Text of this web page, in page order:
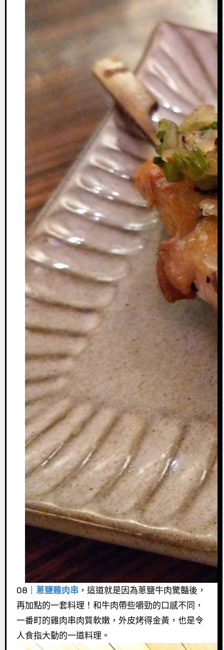
08｜ 蔥鹽雞肉串 ，這道就是因為蔥鹽牛肉驚豔後，
再加點的一套料理！和牛肉帶些嚼勁的口感不同，
一番町的雞肉串肉質軟嫩，外皮烤得金黃，也是令
人食指大動的一道料理。